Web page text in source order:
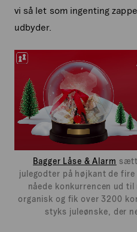
vi så let som ingenting
udbyder.
Bagger Låse & Alarm
julegodter på højkant de
nåede konkurrencen ud
organisk og fik over 3200
styks juleønske, der